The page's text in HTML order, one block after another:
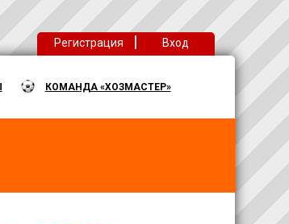
Регистрация | Вход
КОМАНДА «ХОЗМАСТЕР»